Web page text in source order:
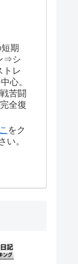
期
⇒シ
トレ
心。
苦闘
全復
をク
い。